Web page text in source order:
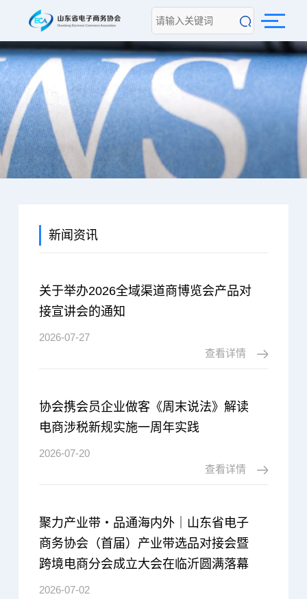
新闻资讯
关于举办2026全域渠道商博览会产品对
接宣讲会的通知
2026-07-27
查看详情
协会携会员企业做客《周末说法》解读
电商涉税新规实施一周年实践
2026-07-20
查看详情
聚力产业带・品通海内外｜山东省电子
商务协会（首届）产业带选品对接会暨
跨境电商分会成立大会在临沂圆满落幕
2026-07-02